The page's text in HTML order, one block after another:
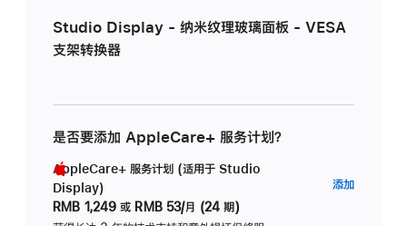
Studio Display - 纳米纹理玻璃面板 - VESA
支架转换器
是否要添加 AppleCare+ 服务计划？
AppleCare+ 服务计划 (适用于 Studio
Display)
RMB 1,249 或 RMB 53/月 (24 期)
添加